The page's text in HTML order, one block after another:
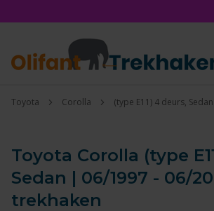
Toyota Corolla (type E11) 4 deurs,
Toyota Corolla (type
Sedan | 06/1997 - 06/
trekhaken